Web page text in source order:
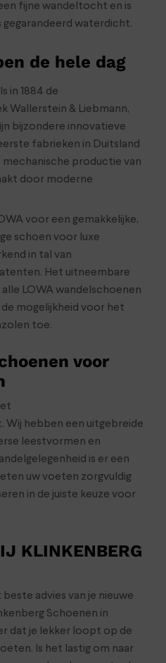
fijne wandeltocht en is
gegarandeerd waterdicht.
de hele dag
in 1884 de
Wallerstein & Liebmann,
bijzondere innovatieve
fabrieken in Duitsland
mechanische productie van
door moderne
voor een gemakkelijke,
schoen voor luxe
in tal van
Het uitneembare
LOWA wandelschoenen
mogelijkheid voor het
toe.
voor
Wij hebben een uitgebreide
leestvormen en
is er een
uw voeten zorgvuldig
in de juiste keuze voor
KLINKENBERG
advies van je nieuwe
Schoenen in
dat je lekker loopt op de
Is het lastig om naar